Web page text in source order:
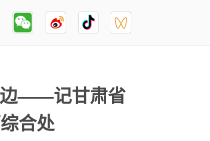
边——记甘肃省
合处